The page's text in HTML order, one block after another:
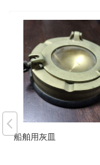
船舶用灰皿